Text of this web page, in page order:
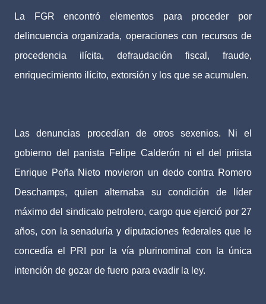
La FGR encontró elementos para proceder por
delincuencia organizada, operaciones con recursos de
procedencia ilícita, defraudación fiscal, fraude,
enriquecimiento ilícito, extorsión y los que se acumulen.
Las denuncias procedían de otros sexenios. Ni el
gobierno del panista Felipe Calderón ni el del priista
Enrique Peña Nieto movieron un dedo contra Romero
Deschamps, quien alternaba su condición de líder
máximo del sindicato petrolero, cargo que ejerció por 27
años, con la senaduría y diputaciones federales que le
concedía el PRI por la vía plurinominal con la única
intención de gozar de fuero para evadir la ley.